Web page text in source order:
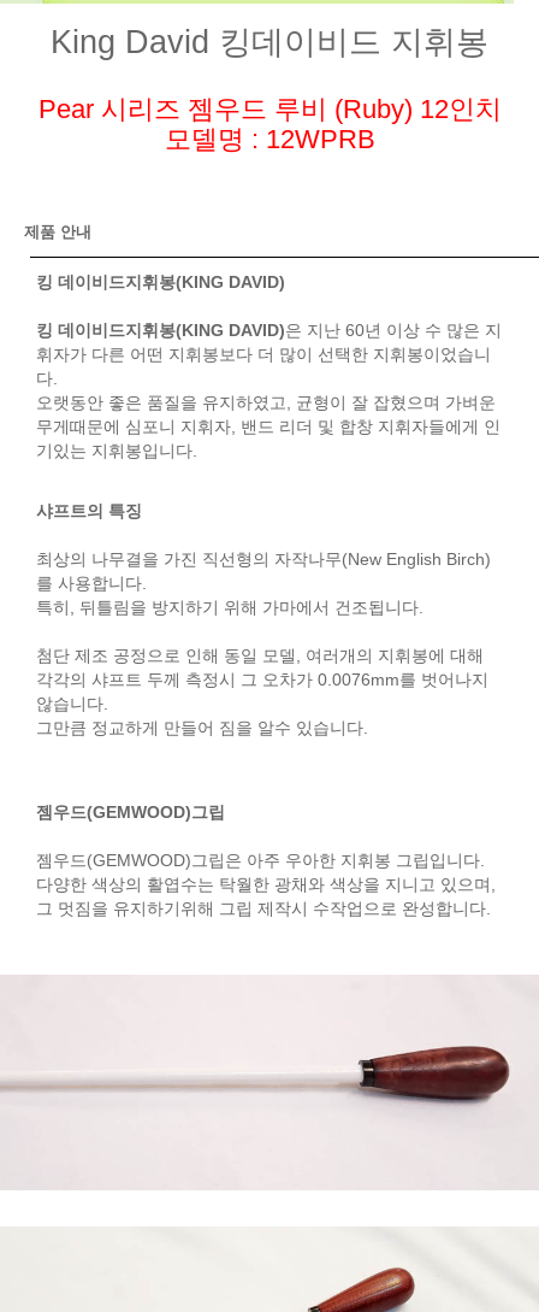
King David 킹데이비드 지휘봉
Pear 시리즈 젬우드 루비 (Ruby) 12인치
모델명 : 12WPRB
제품 안내
킹 데이비드지휘봉(KING DAVID)
킹 데이비드지휘봉(KING DAVID)은 지난 60년 이상 수 많은 지
휘자가 다른 어떤 지휘봉보다 더 많이 선택한 지휘봉이었습니
다.
오랫동안 좋은 품질을 유지하였고, 균형이 잘 잡혔으며 가벼운
무게때문에 심포니 지휘자, 밴드 리더 및 합창 지휘자들에게 인
기있는 지휘봉입니다.
샤프트의 특징
최상의 나무결을 가진 직선형의 자작나무(New English Birch)
를 사용합니다.
특히, 뒤틀림을 방지하기 위해 가마에서 건조됩니다.
첨단 제조 공정으로 인해 동일 모델, 여러개의 지휘봉에 대해
각각의 샤프트 두께 측정시 그 오차가 0.0076mm를 벗어나지
않습니다.
그만큼 정교하게 만들어 짐을 알수 있습니다.
젬우드(GEMWOOD)그립
젬우드(GEMWOOD)그립은 아주 우아한 지휘봉 그립입니다.
다양한 색상의 활엽수는 탁월한 광채와 색상을 지니고 있으며,
그 멋짐을 유지하기위해 그립 제작시 수작업으로 완성합니다.